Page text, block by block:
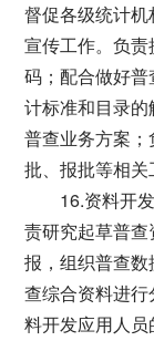
督促各级统计
宣传工作。负
码；配合做好
计标准和目录
普查业务方案
批、报批等相关
16.资料开
责研究起草普
报，组织普查
查综合资料进
料开发应用人